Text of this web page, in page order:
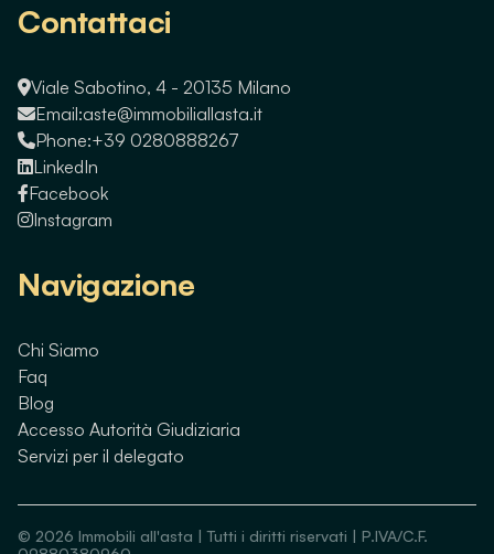
Contattaci
Viale Sabotino, 4 - 20135 Milano
Email:aste@immobiliallasta.it
Phone:+39 0280888267
LinkedIn
Facebook
Instagram
Navigazione
Chi Siamo
Faq
Blog
Accesso Autorità Giudiziaria
Servizi per il delegato
© 2026 Immobili all'asta | Tutti i diritti riservati | P.IVA/C.F.